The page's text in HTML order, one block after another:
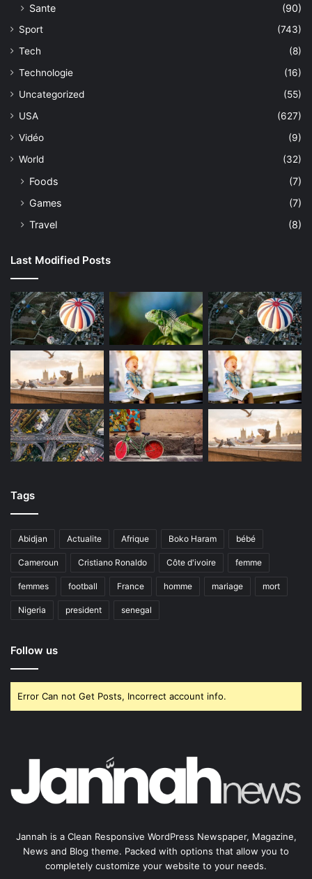
Sante
(90)
Sport
(743)
Tech
(8)
Technologie
(16)
Uncategorized
(55)
USA
(627)
Vidéo
(9)
World
(32)
Foods
(7)
Games
(7)
Travel
(8)
Last Modified Posts
Tags
Abidjan Actualite Afrique Boko Haram bébé
Cameroun Cristiano Ronaldo Côte d'ivoire femme
femmes football France homme mariage mort
Nigeria president senegal
Follow us
Error Can not Get Posts, Incorrect account info.
Jannah is a Clean Responsive WordPress Newspaper, Magazine,
News and Blog theme. Packed with options that allow you to
completely customize your website to your needs.